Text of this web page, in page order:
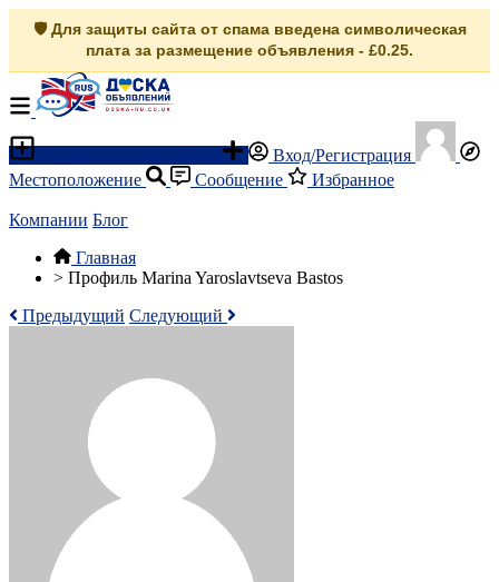
🛡️ Для защиты сайта от спама введена символическая
плата за размещение объявления - £0.25.
Вход/Регистрация
Местоположение
Сообщение Избранное
Компании Блог
Главная
> Профиль Marina Yaroslavtseva Bastos
Предыдущий Следующий